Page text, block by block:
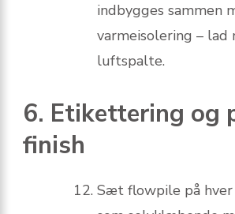
indbygges sammen
varmeisolering – lad
luftspalte.
6. Etikettering og
finish
Sæt flowpile på